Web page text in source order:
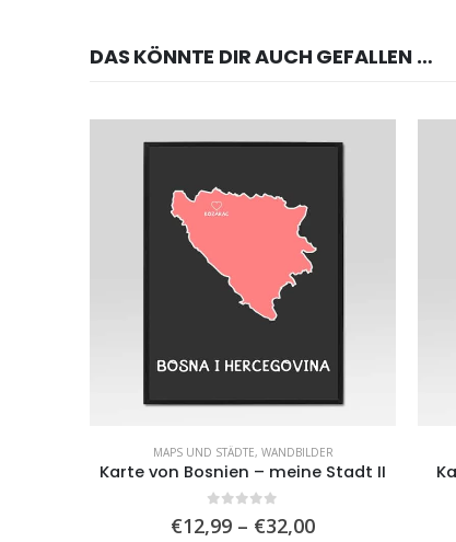
DAS KÖNNTE DIR AUCH GEFALLEN …
MAPS UND STÄDTE, WANDBILDER
Karte von Bosnien – meine Stadt II
€12,99 – €32,00Preisspanne: